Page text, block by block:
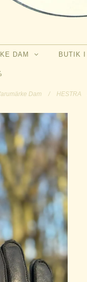
DAM BUTIK
Dam / HESTRA